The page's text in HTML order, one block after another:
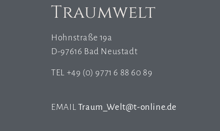
Traumwelt
Hohnstraße 19a
D-97616 Bad Neustadt
TEL +49 (0) 9771 6 88 60 89
EMAIL Traum_Welt@t-online.de